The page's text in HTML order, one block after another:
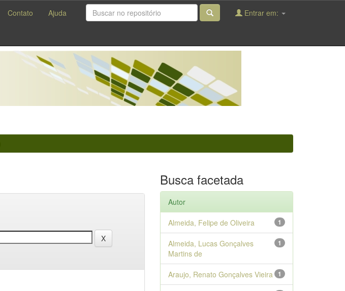
Contato Ajuda Entrar em:
Busca facetada
Autor
1
Almeida, Felipe de Oliveira
1
Almeida, Lucas Gonçalves
Martins de
1
Araujo, Renato Gonçalves Vieira